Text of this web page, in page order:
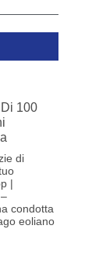
100
di
|
condotta
eoliano